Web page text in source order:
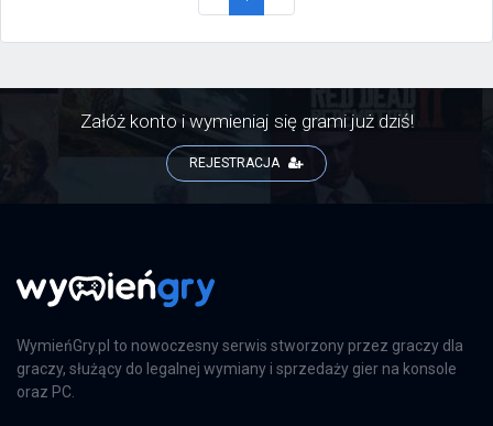
Załóż konto i wymieniaj się grami już dziś!
REJESTRACJA
WymieńGry.pl to nowoczesny serwis stworzony przez graczy dla
graczy, służący do legalnej wymiany i sprzedaży gier na konsole
oraz PC.